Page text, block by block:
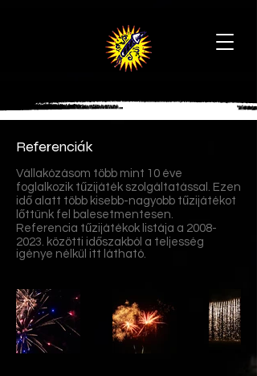
Referenciák
Vállakózásom több mint 10 éve
foglalkozik tűzijáték szolgáltatással. Ezen
idő alatt több kisebb-nagyobb tűzijátékot
lőttünk fel balesetmentesen.
Referencia tűzijátékok listája a 2008-
2023. közötti időszakból a teljesség
igénye nélkül itt látható.